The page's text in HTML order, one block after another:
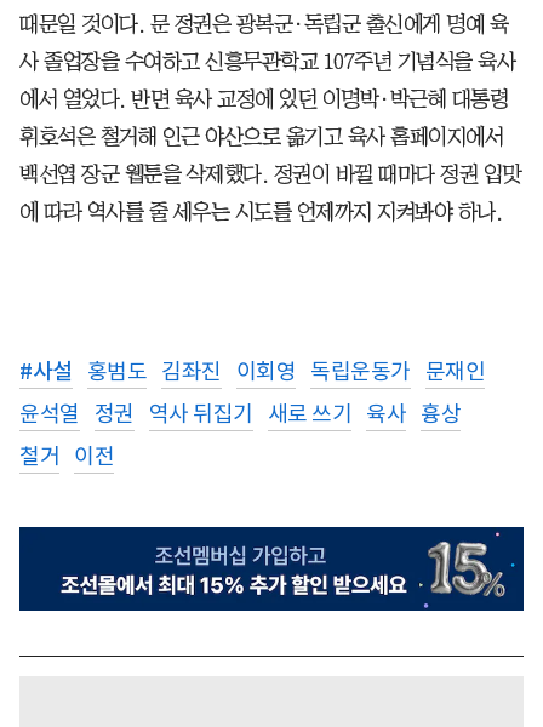
때문일 것이다. 문 정권은 광복군·독립군 출신에게 명예 육
사 졸업장을 수여하고 신흥무관학교 107주년 기념식을 육사
에서 열었다. 반면 육사 교정에 있던 이명박·박근혜 대통령
휘호석은 철거해 인근 야산으로 옮기고 육사 홈페이지에서
백선엽 장군 웹툰을 삭제했다. 정권이 바뀔 때마다 정권 입맛
에 따라 역사를 줄 세우는 시도를 언제까지 지켜봐야 하나.
#사설 홍범도 김좌진 이회영 독립운동가
문재인
윤석열
정권 역사 뒤집기 새로 쓰기 육사 흉상
철거
이전